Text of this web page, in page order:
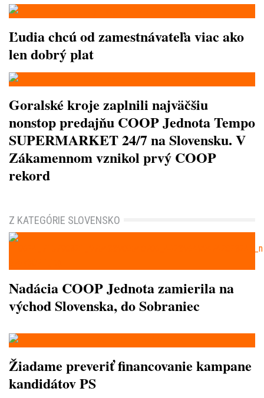
Ľudia chcú od zamestnávateľa viac ako
len dobrý plat
Goralské kroje zaplnili najväčšiu
nonstop predajňu COOP Jednota Tempo
SUPERMARKET 24/7 na Slovensku. V
Zákamennom vznikol prvý COOP
rekord
Z KATEGÓRIE SLOVENSKO
Nadácia COOP Jednota zamierila na
východ Slovenska, do Sobraniec
Žiadame preveriť financovanie kampane
kandidátov PS